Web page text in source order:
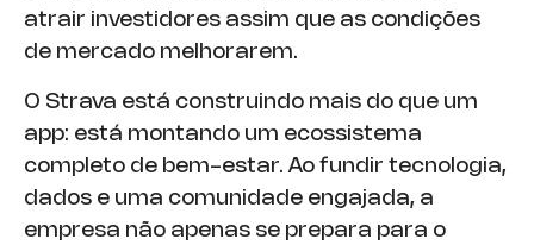
atrair investidores assim que as condições
de mercado melhorarem.
O Strava está construindo mais do que um
app: está montando um ecossistema
completo de bem-estar. Ao fundir tecnologia,
dados e uma comunidade engajada, a
empresa não apenas se prepara para o